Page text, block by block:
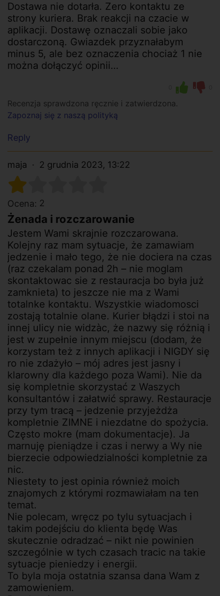
Dostawa nie dotarła. Zero kontaktu ze
strony kuriera. Brak reakcji na czacie w
aplikacji. Dostawę oznaczali sobie jako
dostarczoną. Gwiazdek przyznałabym
minus 5, ale bez oznaczenia chociaż 1 nie
można dołączyć opinii…
Recenzja sprawdzona ręcznie i zatwierdzona.
Zapoznaj się z naszą polityką
Reply
maja 2 grudnia 2023, 13:22
Ocena: 2
Żenada i rozczarowanie
Jestem Wami skrajnie rozczarowana.
Kolejny raz mam sytuacje, że zamawiam
jedzenie i mało tego, że nie dociera na czas
(raz czekalam ponad 2h – nie moglam
skontaktowac sie z restauracja bo była już
zamknieta) to jeszcze nie ma z Wami
totalnke kontaktu. Wszystkie wiadomosci
zostają totalnie olane. Kurier błądzi i stoi na
innej ulicy nie widzàc, że nazwy się różnią i
jest w zupełnie innym miejscu (dodam, że
korzystam też z innych aplikacji i NIGDY się
ro nie zdażyło – mój adres jest jasny i
klarowny dla każdego poza Wami). Nie da
się kompletnie skorzystać z Waszych
konsultantów i załatwić sprawy. Restauracje
przy tym tracą – jedzenie przyjeżdża
kompletnie ZIMNE i niezdatne do spożycia.
Często mokre (mam dokumentacje). Ja
marnuję pieniądze i czas i nerwy a Wy nie
bierzecie odpowiedzialności kompletnie za
nic.
Niestety to jest opinia również moich
znajomych z którymi rozmawiałam na ten
temat.
Nie polecam, wręcz po tylu sytuacjach i
takim podejściu do klienta będę Was
skutecznie odradzać – nikt nie powinien
szczególnie w tych czasach tracic na takie
sytuacje pieniedzy i energii.
To byla moja ostatnia szansa dana Wam z
zamowieniem.